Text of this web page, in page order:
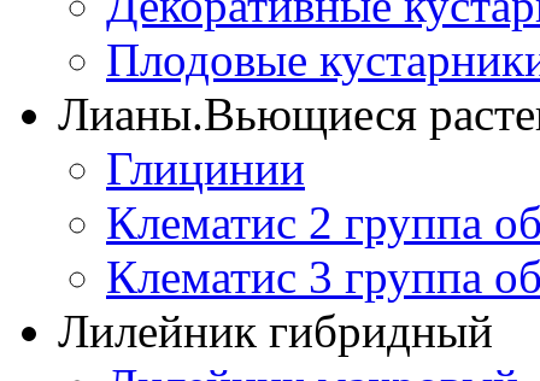
Плодовые
Лианы.Вьющиеся
Глицинии
Клематис 2 группа
Клематис 3 группа
Лилейник гибридный